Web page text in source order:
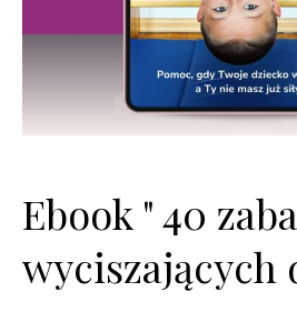
Ebook " 40
wyciszających